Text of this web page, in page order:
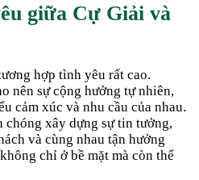
giữa Cự Giải và
hợp tình yêu rất cao.
nên sự cộng hưởng tự nhiên,
cảm xúc và nhu cầu của nhau.
chóng xây dựng sự tin tưởng,
và cùng nhau tận hưởng
chỉ ở bề mặt mà còn thể